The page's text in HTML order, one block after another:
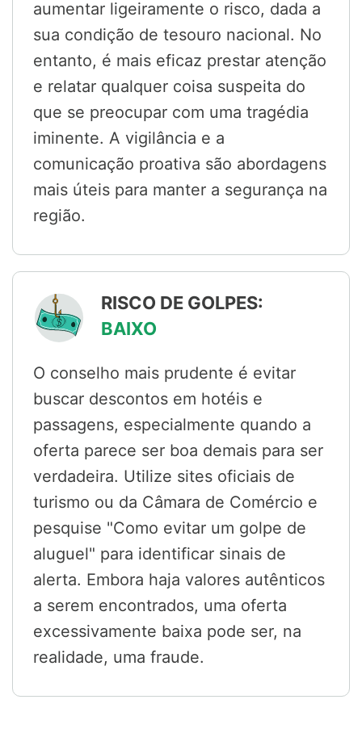
aumentar ligeiramente o risco, dada a
sua condição de tesouro nacional. No
entanto, é mais eficaz prestar atenção
e relatar qualquer coisa suspeita do
que se preocupar com uma tragédia
iminente. A vigilância e a
comunicação proativa são abordagens
mais úteis para manter a segurança na
região.
RISCO DE GOLPES:
BAIXO
O conselho mais prudente é evitar
buscar descontos em hotéis e
passagens, especialmente quando a
oferta parece ser boa demais para ser
verdadeira. Utilize sites oficiais de
turismo ou da Câmara de Comércio e
pesquise "Como evitar um golpe de
aluguel" para identificar sinais de
alerta. Embora haja valores autênticos
a serem encontrados, uma oferta
excessivamente baixa pode ser, na
realidade, uma fraude.